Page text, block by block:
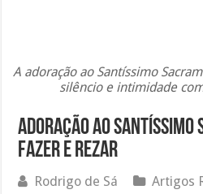
A adoração ao Santíssimo
silêncio e intimidade
Adoração ao Santíssimo
Fazer e Rezar
Rodrigo de Sá
Artigos